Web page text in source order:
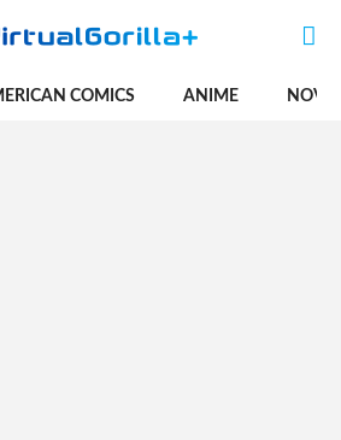
COMICS ANIME